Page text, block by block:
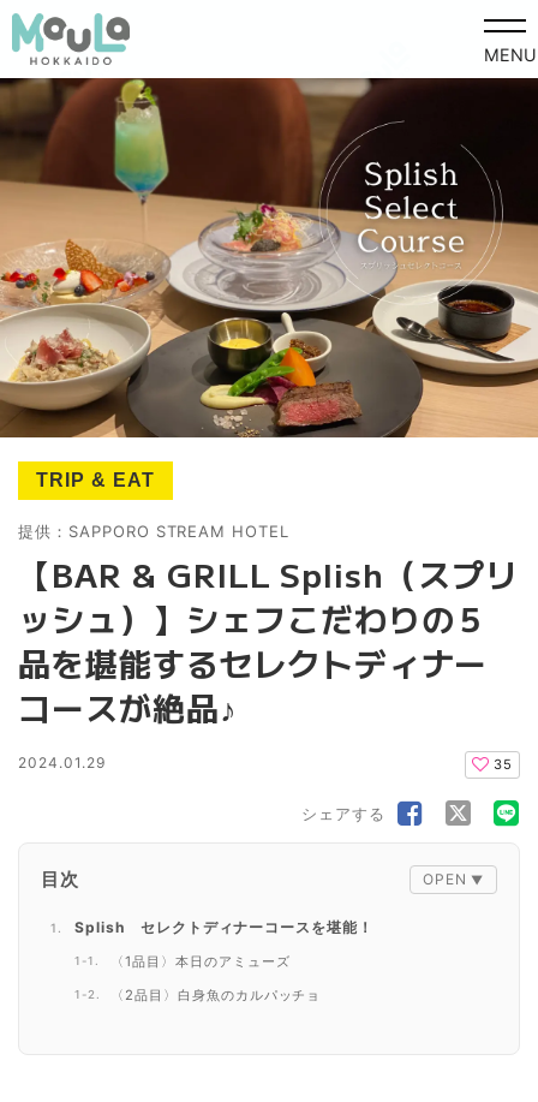
MENU
TRIP & EAT
提供：SAPPORO STREAM HOTEL
【BAR & GRILL Splish（スプリ
ッシュ）】シェフこだわりの５
品を堪能するセレクトディナー
コースが絶品♪
2024.01.29 35
シェアする
目次
Splish セレクトディナーコースを堪能！
〈1品目〉本日のアミューズ
〈2品目〉白身魚のカルパッチョ